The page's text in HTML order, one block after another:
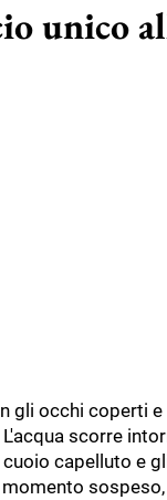
unico
gli occhi coperti
scorre
capelluto e